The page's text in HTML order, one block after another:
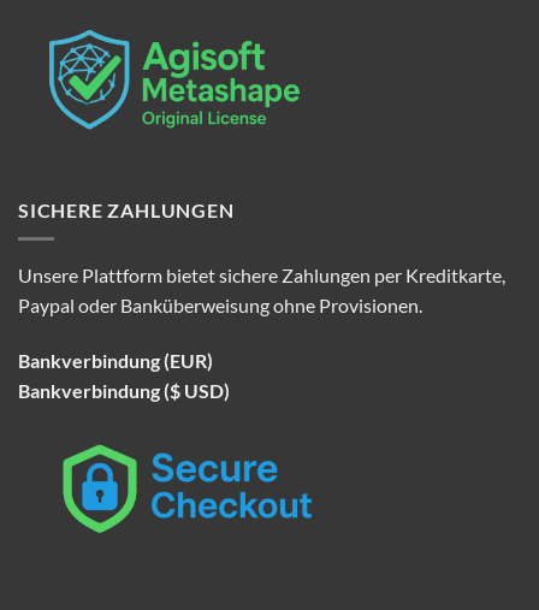
SICHERE ZAHLUNGEN
Unsere Plattform bietet sichere Zahlungen per Kreditkarte,
Paypal oder Banküberweisung ohne Provisionen.
Bankverbindung (EUR)
Bankverbindung ($ USD)